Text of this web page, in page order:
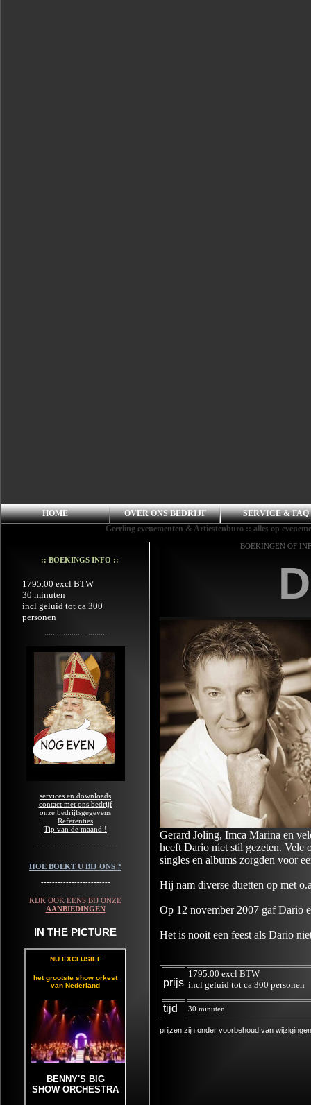
HOME OVER ONS BEDRIJF
SERVICE & FAQ
Geerling evenementen & Artiestenburo :: alles op
:: BOEKINGS INFO ::
1795.00 excl BTW
30 minuten
incl geluid tot ca 300
personen
::::::::::::::::::::::::::::::
services en downloads
contact met ons bedrijf
onze bedrijfsgegevens
Referenties
Tip van de maand !
------------------------------
HOE BOEKT U BIJ ONS ?
-------------------------
KIJK OOK EENS BIJ ONZE
AANBIEDINGEN
IN THE PICTURE
BOEKINGEN OF
Gerard Joling, Imca Marina en
heeft Dario niet stil gezeten. Vele
singles en albums zorgden voor
Hij nam diverse duetten op met
Op 12 november 2007 gaf Dario
Het is nooit een feest als Dario
prijs
1795.00 excl BTW
incl geluid tot ca 300 personen
tijd 30 minuten
prijzen zijn onder voorbehoud van